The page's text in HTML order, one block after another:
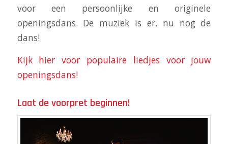
voor een persoonlijke en originele
openingsdans. De muziek is er, nu nog de
dans!
Kijk hier voor populaire liedjes voor jouw
openingsdans!
Laat de voorpret beginnen!